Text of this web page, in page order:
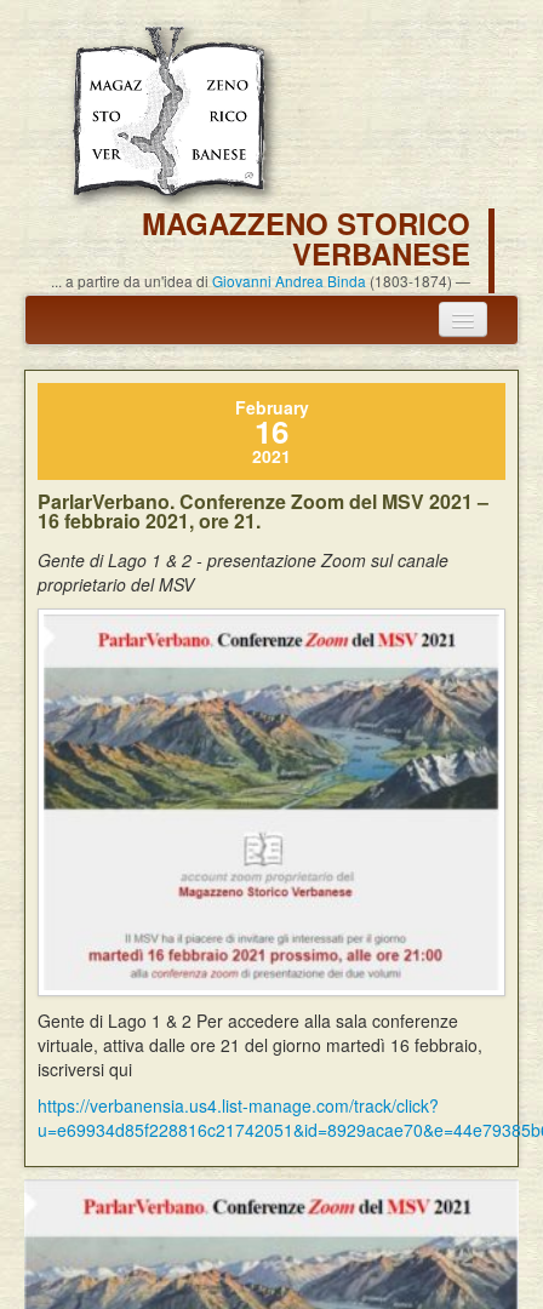
MAGAZZENO STORICO
VERBANESE
... a partire da un'idea di Giovanni Andrea Binda (1803-1874)
Annuncio termine attività
Carlo Alessandro Pisoni
Pubblicazioni
Eventi
February
16
2021
ParlarVerbano. Conferenze Zoom del MSV 2021 –
16 febbraio 2021, ore 21.
Gente di Lago 1 & 2 - presentazione Zoom sul canale
proprietario del MSV
Gente di Lago 1 & 2 Per accedere alla sala conferenze
virtuale, attiva dalle ore 21 del giorno martedì 16 febbraio,
iscriversi qui
https://verbanensia.us4.list-manage.com/track/click?